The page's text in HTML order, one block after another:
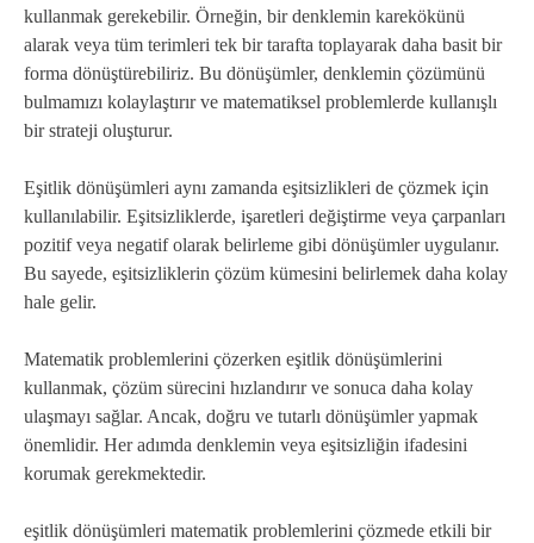
kullanmak gerekebilir. Örneğin, bir denklemin karekökünü
alarak veya tüm terimleri tek bir tarafta toplayarak daha basit bir
forma dönüştürebiliriz. Bu dönüşümler, denklemin çözümünü
bulmamızı kolaylaştırır ve matematiksel problemlerde kullanışlı
bir strateji oluşturur.
Eşitlik dönüşümleri aynı zamanda eşitsizlikleri de çözmek için
kullanılabilir. Eşitsizliklerde, işaretleri değiştirme veya çarpanları
pozitif veya negatif olarak belirleme gibi dönüşümler uygulanır.
Bu sayede, eşitsizliklerin çözüm kümesini belirlemek daha kolay
hale gelir.
Matematik problemlerini çözerken eşitlik dönüşümlerini
kullanmak, çözüm sürecini hızlandırır ve sonuca daha kolay
ulaşmayı sağlar. Ancak, doğru ve tutarlı dönüşümler yapmak
önemlidir. Her adımda denklemin veya eşitsizliğin ifadesini
korumak gerekmektedir.
eşitlik dönüşümleri matematik problemlerini çözmede etkili bir